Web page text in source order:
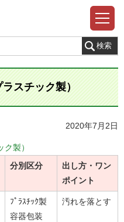
スチック製）
2020年7月2日
製）
分別区分
出し方・ワン
ポイント
ﾌﾟﾗｽﾁｯｸ製
容器包装
汚れを落とす